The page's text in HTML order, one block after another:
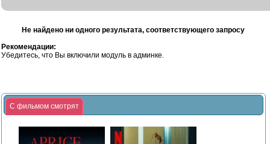
Не найдено ни одного результата, соответствующего запросу
Рекомендации:
Убедитесь, что Вы включили модуль в админке.
С фильмом смотрят